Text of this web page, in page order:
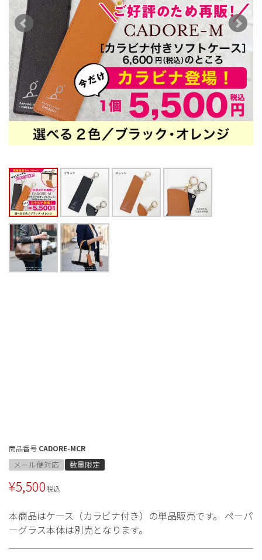
商品番号 CADORE-MCR
メール便対応 数量限定
¥5,500税込
本商品はケース（カラビナ付き）の単品販売です。 ペーパ
ーグラス本体は別売となります。